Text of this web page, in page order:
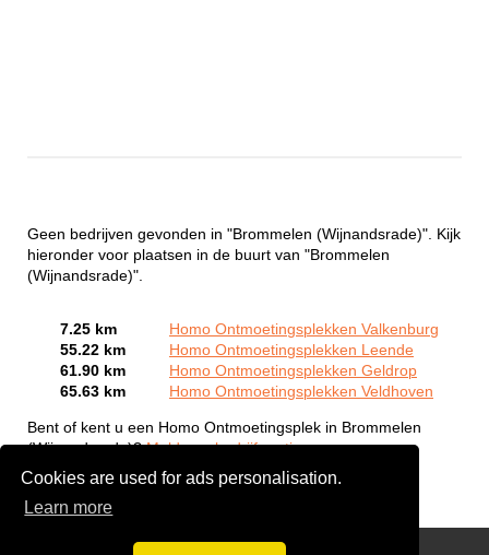
Cookies are used for ads personalisation.
Learn more
Geen bedrijven gevonden in "Brommelen (Wijnandsrade)". Kijk
hieronder voor plaatsen in de buurt van "Brommelen
(Wijnandsrade)".
7.25 km
Homo Ontmoetingsplekken Valkenburg
55.22 km
Homo Ontmoetingsplekken Leende
61.90 km
Homo Ontmoetingsplekken Geldrop
65.63 km
Homo Ontmoetingsplekken Veldhoven
Bent of kent u een Homo Ontmoetingsplek in Brommelen
(Wijnandsrade)?Meld een bedrijf gratis aan